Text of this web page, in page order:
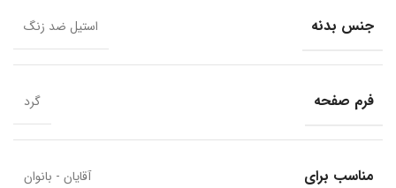
جنس بدنه استیل ضد زنگ
فرم صفحه گرد
مناسب برای آقایان - بانوان